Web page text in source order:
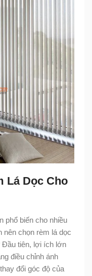
Lá Dọc Cho
phổ biến cho nhiều
nên chọn rèm lá dọc
Đầu tiên, lợi ích lớn
điều chỉnh ánh
đổi góc độ của